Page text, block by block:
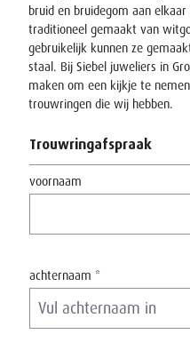
bruid en bruidegom aan
traditioneel gemaakt van
gebruikelijk kunnen ze
staal. Bij Siebel juweliers in
maken om een kijkje te
trouwringen die wij hebben.
Trouwringafspraak
voornaam
achternaam *